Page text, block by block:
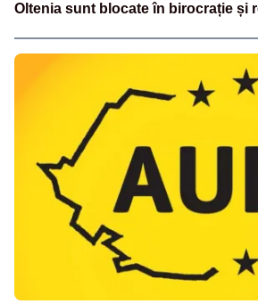
Oltenia sunt blocate în birocrație și